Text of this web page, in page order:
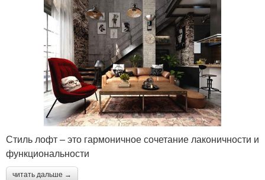
Стиль лофт – это гармоничное сочетание лаконичности и
функциональности
читать дальше →